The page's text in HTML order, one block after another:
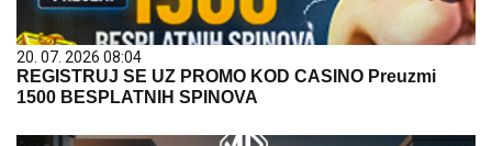
20. 07. 2026 08:04
REGISTRUJ SE UZ PROMO KOD CASINO Preuzmi
1500 BESPLATNIH SPINOVA